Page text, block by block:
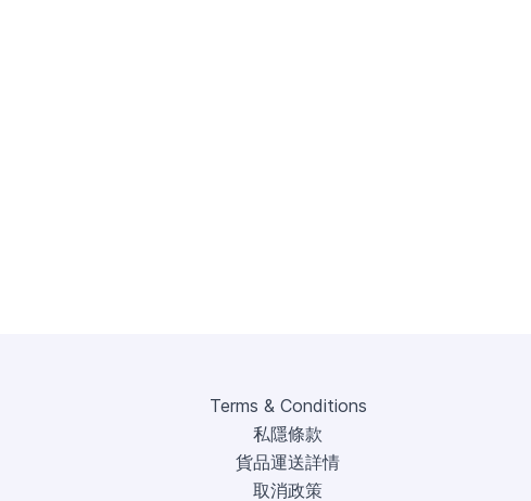
Terms & Conditions
私隱條款
貨品運送詳情
取消政策